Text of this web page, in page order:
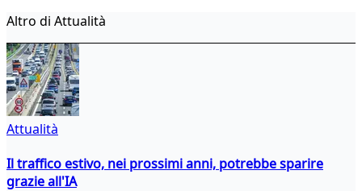
Altro di Attualità
Attualità
Il traffico estivo, nei prossimi anni, potrebbe sparire
grazie all'IA